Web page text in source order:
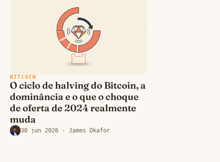
BITCOIN
O ciclo de halving do Bitcoin, a
dominância e o que o choque
de oferta de 2024 realmente
muda
30 jun 2026 · James Okafor